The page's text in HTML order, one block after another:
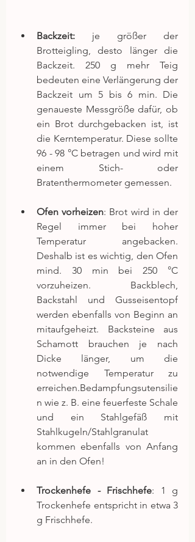
Backzeit: je größer der
Brotteigling, desto länger die
Backzeit. 250 g mehr Teig
bedeuten eine Verlängerung der
Backzeit um 5 bis 6 min. Die
genaueste Messgröße dafür, ob
ein Brot durchgebacken ist, ist
die Kerntemperatur. Diese sollte
96 - 98 °C betragen und wird mit
einem Stich- oder
Bratenthermometer gemessen.
Ofen vorheizen: Brot wird in der
Regel immer bei hoher
Temperatur angebacken.
Deshalb ist es wichtig, den Ofen
mind. 30 min bei 250 °C
vorzuheizen. Backblech,
Backstahl und Gusseisentopf
werden ebenfalls von Beginn an
mitaufgeheizt. Backsteine aus
Schamott brauchen je nach
Dicke länger, um die
notwendige Temperatur zu
erreichen.Bedampfungsutensilie
n wie z. B. eine feuerfeste Schale
und ein Stahlgefäß mit
Stahlkugeln/Stahlgranulat
kommen ebenfalls von Anfang
an in den Ofen!
Trockenhefe - Frischhefe: 1 g
Trockenhefe entspricht in etwa 3
g Frischhefe.